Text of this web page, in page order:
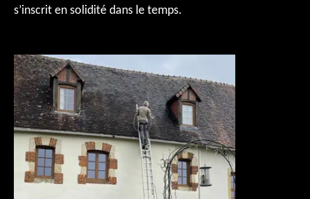
s’inscrit en solidité dans le temps.